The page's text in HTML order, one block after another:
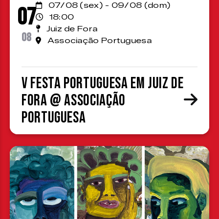
07
08
07/08 (sex) - 09/08 (dom)
18:00
Juiz de Fora
Associação Portuguesa
V Festa Portuguesa em Juiz de
Fora @ Associação
Portuguesa